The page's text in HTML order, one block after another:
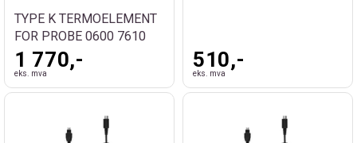
TYPE K TERMOELEMENT
FOR PROBE 0600 7610
1 770,-
eks. mva
510,-
eks. mva